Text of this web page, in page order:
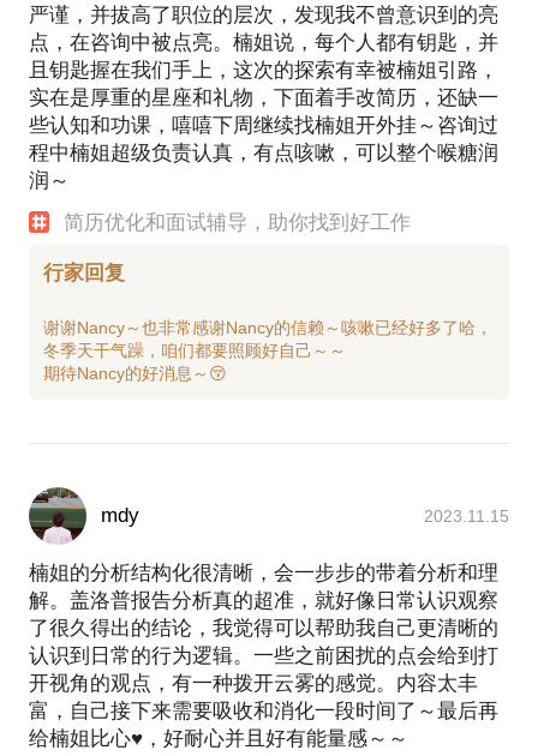
严谨，并拔高了职位的层次，发现我不曾意识到的亮
点，在咨询中被点亮。楠姐说，每个人都有钥匙，并
且钥匙握在我们手上，这次的探索有幸被楠姐引路，
实在是厚重的星座和礼物，下面着手改简历，还缺一
些认知和功课，嘻嘻下周继续找楠姐开外挂～咨询过
程中楠姐超级负责认真，有点咳嗽，可以整个喉糖润
润～
简历优化和面试辅导，助你找到好工作
行家回复
谢谢Nancy～也非常感谢Nancy的信赖～咳嗽已经好多了哈，
冬季天干气躁，咱们都要照顾好自己～～
mdy 2023.11.15
楠姐的分析结构化很清晰，会一步步的带着分析和理
解。盖洛普报告分析真的超准，就好像日常认识观察
了很久得出的结论，我觉得可以帮助我自己更清晰的
认识到日常的行为逻辑。一些之前困扰的点会给到打
开视角的观点，有一种拨开云雾的感觉。内容太丰
富，自己接下来需要吸收和消化一段时间了～最后再
给楠姐比心♥️，好耐心并且好有能量感～～